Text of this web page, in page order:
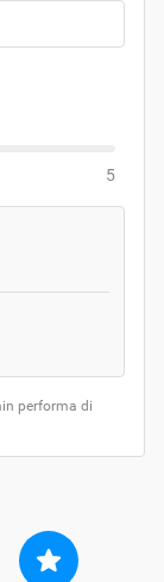
5
performa di